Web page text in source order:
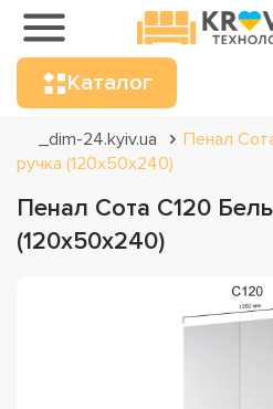
Каталог
_dim-24.kyiv.ua
Пенал
ручка (120х50х240)
Пенал Сота С120
(120х50х240)